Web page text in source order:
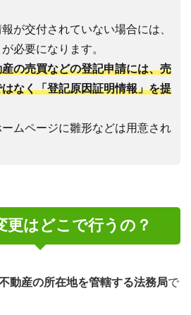
が交付されていない場合には、
が必要になります。
産の売買などの登記申請には、売
なく「登記原因証明情報」を提
ムページに雛形などは用意され
更はどこで行うの？
動産の所在地を管轄する法務局で